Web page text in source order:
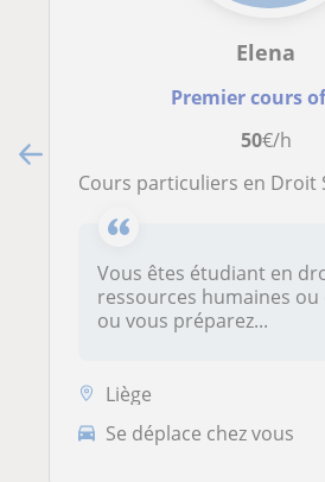
Elena
Premier cours
50€/h
Cours particuliers en Droit Social (droit du
Vous êtes étudiant en
ressources humaines ou
ou vous préparez...
Liège
Se déplace chez vous